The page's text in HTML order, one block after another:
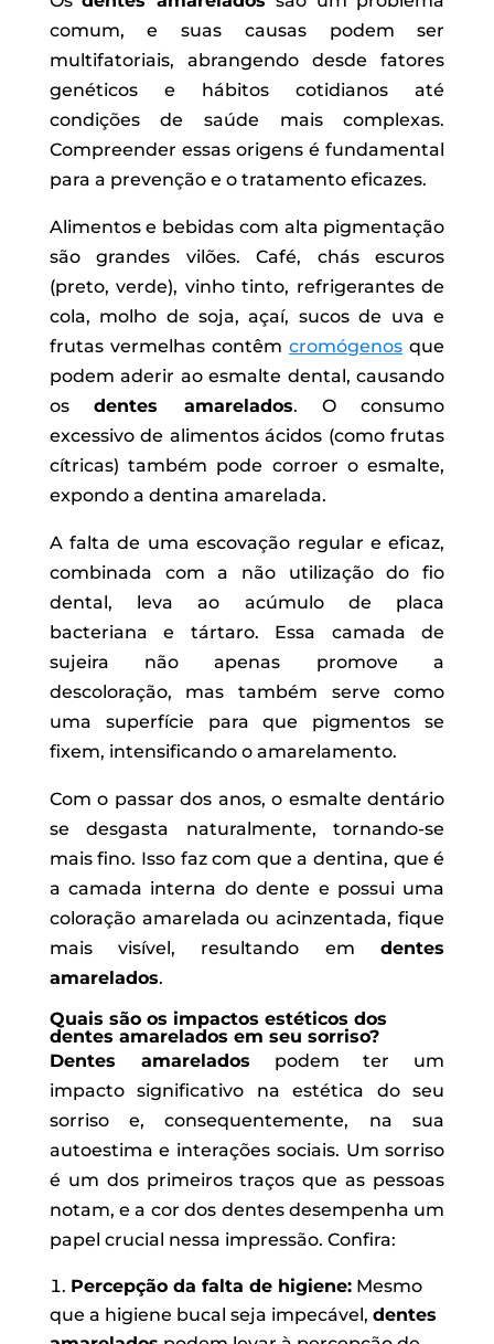
comum, e suas causas podem ser
multifatoriais, abrangendo desde fatores
genéticos e hábitos cotidianos até
condições de saúde mais complexas.
Compreender essas origens é fundamental
para a prevenção e o tratamento eficazes.
Alimentos e bebidas com alta pigmentação
são grandes vilões. Café, chás escuros
(preto, verde), vinho tinto, refrigerantes de
cola, molho de soja, açaí, sucos de uva e
frutas vermelhas contêmcromógenos que
podem aderir ao esmalte dental, causando
osdentes amarelados. O consumo
excessivo de alimentos ácidos (como frutas
cítricas) também pode corroer o esmalte,
expondo a dentina amarelada.
A falta de uma escovação regular e eficaz,
combinada com a não utilização do fio
dental, leva ao acúmulo de placa
bacteriana e tártaro. Essa camada de
sujeira não apenas promove a
descoloração, mas também serve como
uma superfície para que pigmentos se
fixem, intensificando o amarelamento.
Com o passar dos anos, o esmalte dentário
se desgasta naturalmente, tornando-se
mais fino. Isso faz com que a dentina, que é
a camada interna do dente e possui uma
coloração amarelada ou acinzentada, fique
mais visível, resultando emdentes
amarelados.
Quais são os impactos estéticos dos
dentes amarelados em seu sorriso?
Dentes amarelados podem ter um
impacto significativo na estética do seu
sorriso e, consequentemente, na sua
autoestima e interações sociais. Um sorriso
é um dos primeiros traços que as pessoas
notam, e a cor dos dentes desempenha um
papel crucial nessa impressão. Confira:
Percepção da falta de higiene:Mesmo
que a higiene bucal seja impecável, dentes